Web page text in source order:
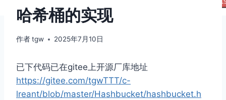
哈希桶的实现
作者tgw 2025年7月10日
已下代码已在gitee上开源厂库地址
https://gitee.com/tgwTTT/c-
lreant/blob/master/Hashbucket/hashbucket.h